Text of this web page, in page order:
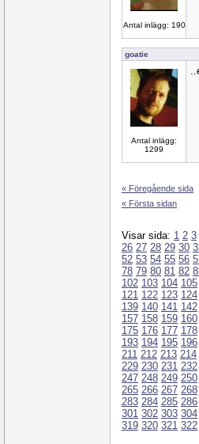
Antal inlägg: 190
goatie
Antal inlägg:
1299
« Föregående sida
« Första sidan
Visar sida: 1 2 3
26 27 28 29 30
52 53 54 55 56
78 79 80 81 82
102 103 104 105
121 122 123 124
139 140 141 142
157 158 159 160
175 176 177 178
193 194 195 196
211 212 213 214
229 230 231 232
247 248 249 250
265 266 267 268
283 284 285 286
301 302 303 304
319 320 321 322